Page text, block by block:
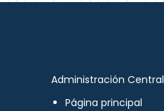
Administración Central
Página principal